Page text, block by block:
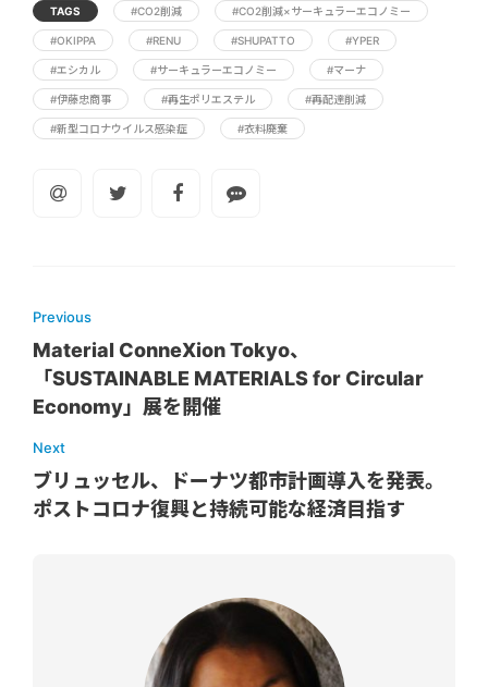
TAGS #CO2削減 #CO2削減×サーキュラーエコノミー
#OKIPPA #RENU #SHUPATTO #YPER
#エシカル #サーキュラーエコノミー #マーナ
#伊藤忠商事 #再生ポリエステル #再配達削減
#新型コロナウイルス感染症 #衣料廃棄
Previous
Material ConneXion Tokyo、
「SUSTAINABLE MATERIALS for Circular
Economy」展を開催
Next
ブリュッセル、ドーナツ都市計画導入を発表。
ポストコロナ復興と持続可能な経済目指す